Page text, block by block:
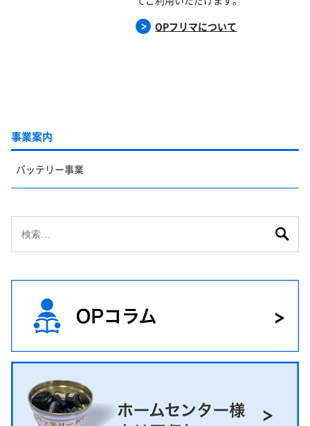
OPフリマについて
事業案内
バッテリー事業
索: